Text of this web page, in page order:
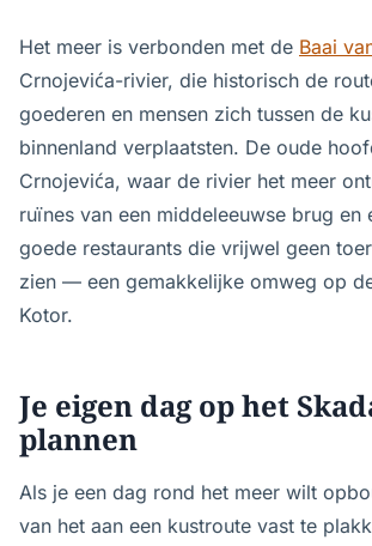
Het meer is verbonden met de Baai
Crnojevića-rivier, die historisch de
goederen en mensen zich tussen de
binnenland verplaatsten. De oude
Crnojevića, waar de rivier het meer
ruïnes van een middeleeuwse brug en
goede restaurants die vrijwel geen
zien — een gemakkelijke omweg op
Kotor.
Je eigen dag op het
plannen
Als je een dag rond het meer wilt
van het aan een kustroute vast te